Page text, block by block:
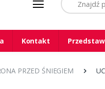
Kontakt
PRZED ŚNIEGIEM